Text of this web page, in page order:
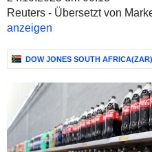
Reuters - Übersetzt von
anzeigen
DOW JONES SOUTH AFRICA(ZAR)